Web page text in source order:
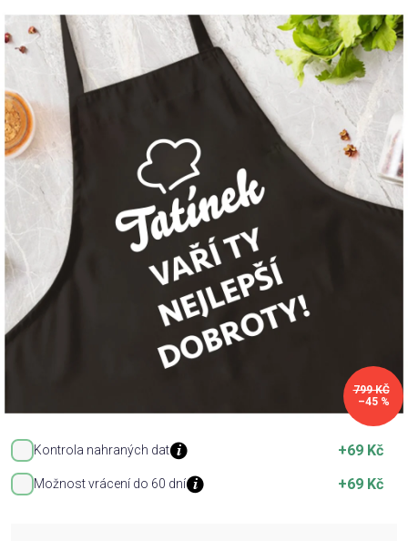
Povolání,
zájmy a
sport
Příležitosti
Domácnost
Kolekce
Oblečení
Přihlášení
Kontrola nahraných dat +69 Kč
Možnost vrácení do 60 dní +69 Kč
799 KČ
–45 %